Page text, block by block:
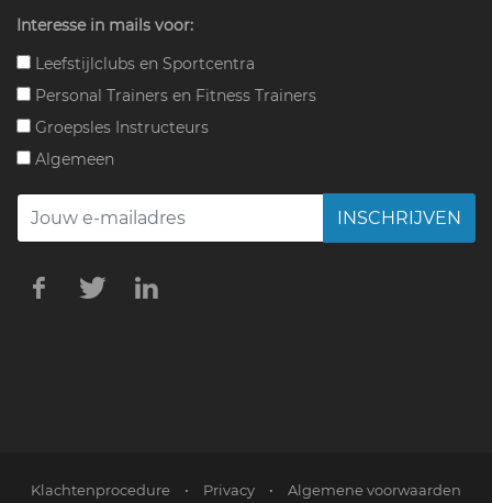
Interesse in mails voor:
Leefstijlclubs en Sportcentra
Personal Trainers en Fitness Trainers
Groepsles Instructeurs
Algemeen
INSCHRIJVEN
Klachtenprocedure • Privacy •
Algemene voorwaarden